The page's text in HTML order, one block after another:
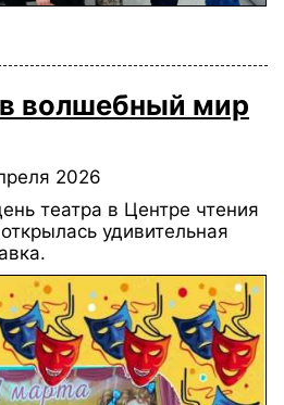
волшебный мир
2026
театра в Центре чтения
удивительная